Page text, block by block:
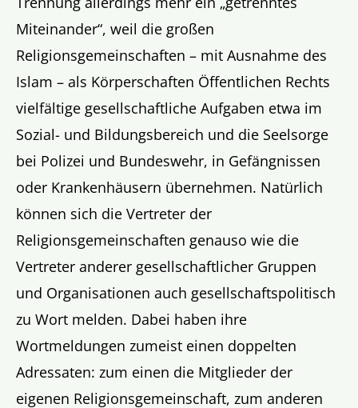
Miteinander“, weil die großen
Religionsgemeinschaften – mit Ausnahme des
Islam – als Körperschaften Öffentlichen Rechts
vielfältige gesellschaftliche Aufgaben etwa im
Sozial- und Bildungsbereich und die Seelsorge
bei Polizei und Bundeswehr, in Gefängnissen
oder Krankenhäusern übernehmen. Natürlich
können sich die Vertreter der
Religionsgemeinschaften genauso wie die
Vertreter anderer gesellschaftlicher Gruppen
und Organisationen auch gesellschaftspolitisch
zu Wort melden. Dabei haben ihre
Wortmeldungen zumeist einen doppelten
Adressaten: zum einen die Mitglieder der
eigenen Religionsgemeinschaft, zum anderen